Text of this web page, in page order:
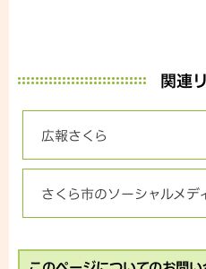
関連
広報さくら
さくら市のソーシャルメデ